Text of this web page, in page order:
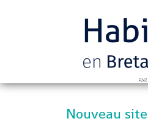
Nouveau